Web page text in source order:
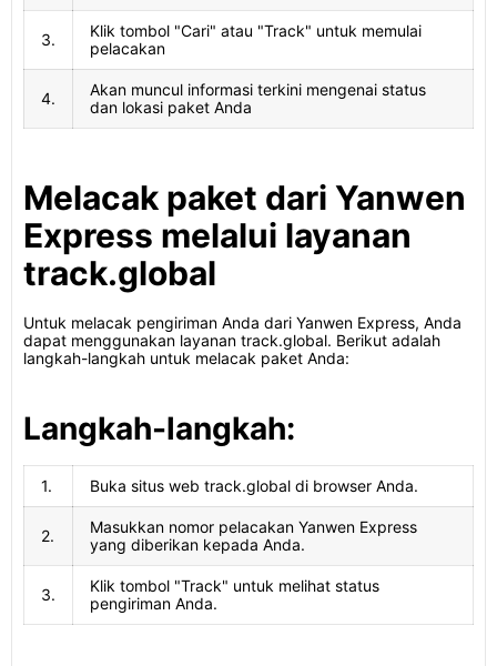
3.
Klik tombol "Cari" atau "Track" untuk memulai
pelacakan
4.
Akan muncul informasi terkini mengenai status
dan lokasi paket Anda
Melacak paket dari Yanwen
Express melalui layanan
track.global
Untuk melacak pengiriman Anda dari Yanwen Express, Anda
dapat menggunakan layanan track.global. Berikut adalah
langkah-langkah untuk melacak paket Anda:
Langkah-langkah:
1. Buka situs web track.global di browser Anda.
2.
Masukkan nomor pelacakan Yanwen Express
yang diberikan kepada Anda.
3.
Klik tombol "Track" untuk melihat status
pengiriman Anda.